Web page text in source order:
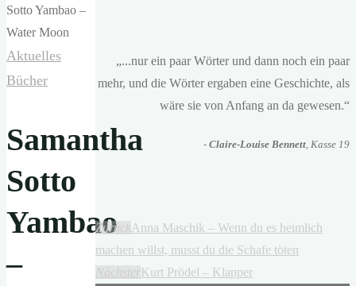
Aktuelles
Bücher
Samantha
Sotto
Yambao
–
„...nur ein paar Wörter und dann noch ein paar
mehr, und die Wörter ergaben eine Geschichte, als
wäre sie von Anfang an da gewesen.“
- Claire-Louise Bennett, Kasse 19
Zurück Anna Maschik – Wenn du es heimlich
machen willst, musst du die Schafe töten
NächsterKurt Prödel – Klapper